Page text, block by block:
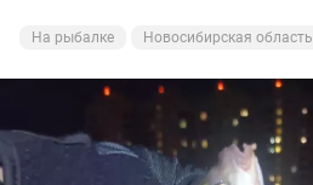
На рыбалке Новосибирская область